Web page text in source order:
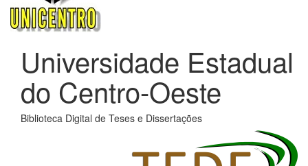
Universidade Estadual
do Centro-Oeste
Biblioteca Digital de Teses e Dissertações